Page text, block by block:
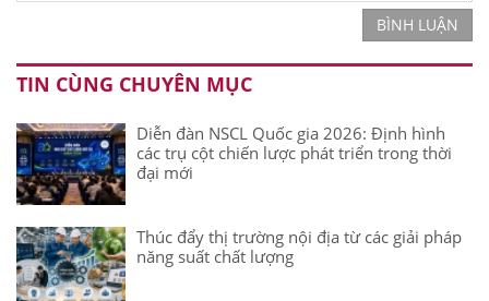
BÌNH LUẬN
TIN CÙNG CHUYÊN MỤC
Diễn đàn NSCL Quốc gia 2026: Định hình
các trụ cột chiến lược phát triển trong thời
đại mới
Thúc đẩy thị trường nội địa từ các giải pháp
năng suất chất lượng